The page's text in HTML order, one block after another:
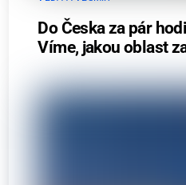
Do Česka za pár
Víme, jakou oblast